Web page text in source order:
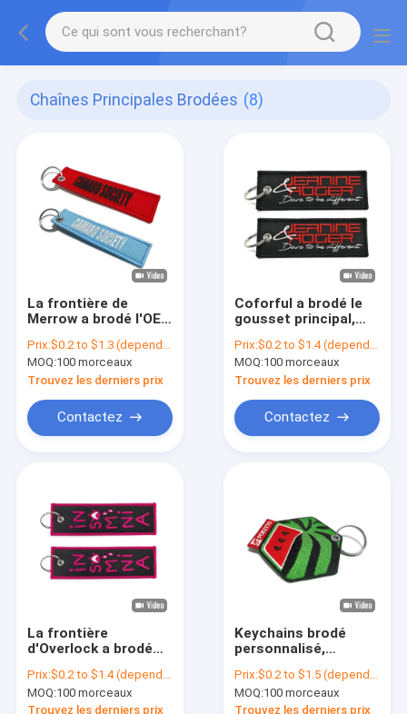
Chaînes Principales Brodées (8)
La frontière de
Merrow a brodé l'OEM
chaînes principales
avec le métal Ring
Eyelet
Prix:$0.2 to $1.3 (depends on the design and order quantity)
MOQ:100 morceaux
Trouvez les derniers prix
Contactez
Coforful a brodé le
gousset principal,
brodés faits sur
commande
Prix:$0.2 to $1.4 (depends on the design and order quantity)
MOQ:100 morceaux
Trouvez les derniers prix
Contactez
La frontière
d'Overlock a brodé
principales Jet Tag
Keychains
promotionnelle
Prix:$0.2 to $1.4 (depends on the design and order quantity)
MOQ:100 morceaux
Trouvez les derniers prix
Keychains brodé
personnalisé,
broderie d'OEM de
fond de sergé
Prix:$0.2 to $1.5 (depends on the design and order quantity)
MOQ:100 morceaux
Trouvez les derniers prix